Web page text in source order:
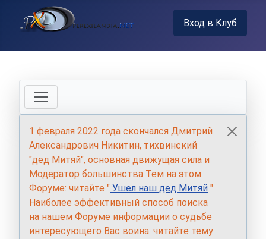
Вход в Клуб
1 февраля 2022 года скончался Дмитрий
Александрович Никитин, тихвинский
"дед Митяй", основная движущая сила и
Модератор большинства Тем на этом
Форуме: читайте " Ушел наш дед Митяй "
Наиболее эффективный способ поиска
на нашем Форуме информации о судьбе
интересующего Вас воина: читайте тему